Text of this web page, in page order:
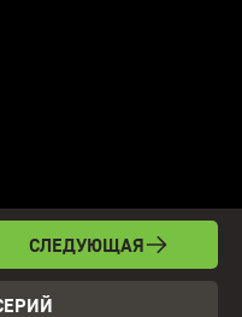
СЛЕДУЮЩАЯ